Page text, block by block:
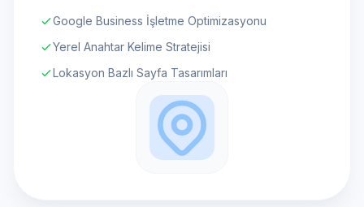
Google Business İşletme Optimizasyonu
Yerel Anahtar Kelime Stratejisi
Lokasyon Bazlı Sayfa Tasarımları